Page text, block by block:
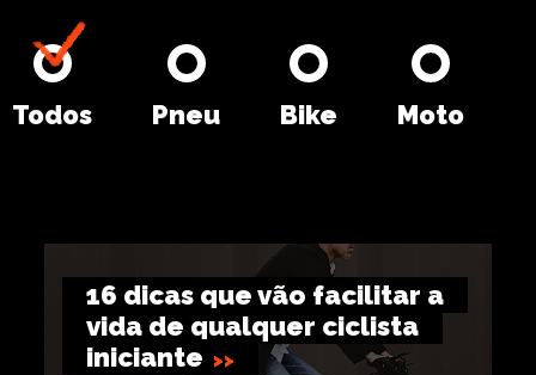
Todos Pneu Bike Moto
16 dicas que vão facilitar a
vida de qualquer ciclista
iniciante